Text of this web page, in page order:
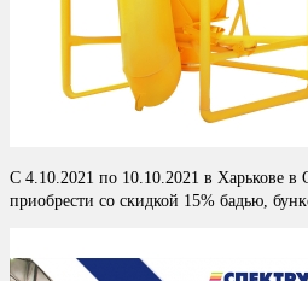
С 4.10.2021 по 10.10.2021 в Харькове
приобрести со скидкой 15% бадью,